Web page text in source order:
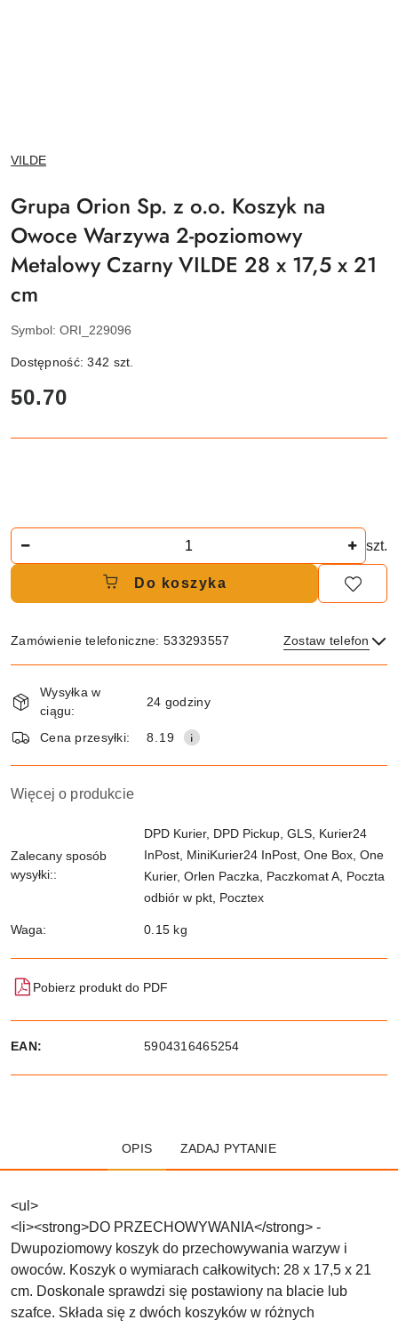
NAZWA
PRODUCENTA:
VILDE
Grupa Orion Sp. z o.o. Koszyk na
Owoce Warzywa 2-poziomowy
Metalowy Czarny VILDE 28 x 17,5 x 21
cm
Symbol: ORI_229096
Dostępność:342 szt.
cena:
50.70
szt.
Do koszyka
Zamówienie telefoniczne: 533293557 Zostaw telefon
i
dostawa
Wysyłka w
ciągu:
24 godziny
Cena przesyłki: 8.19
Więcej o produkcie
Zalecany sposób
wysyłki::
DPD Kurier, DPD Pickup, GLS, Kurier24
InPost, MiniKurier24 InPost, One Box, One
Kurier, Orlen Paczka, Paczkomat A, Poczta
odbiór w pkt, Pocztex
Waga: 0.15 kg
Pobierz produkt do PDF
EAN: 5904316465254
OPIS ZADAJ PYTANIE
<ul>
<li><strong>DO PRZECHOWYWANIA</strong> -
Dwupoziomowy koszyk do przechowywania warzyw i
owoców. Koszyk o wymiarach całkowitych: 28 x 17,5 x 21
cm. Doskonale sprawdzi się postawiony na blacie lub
szafce. Składa się z dwóch koszyków w różnych